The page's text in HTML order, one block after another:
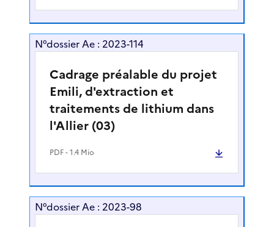
N°dossier Ae : 2023-114
Cadrage préalable du projet
Emili, d'extraction et
traitements de lithium dans
l'Allier (03)
PDF- 1.4 Mio
N°dossier Ae : 2023-98